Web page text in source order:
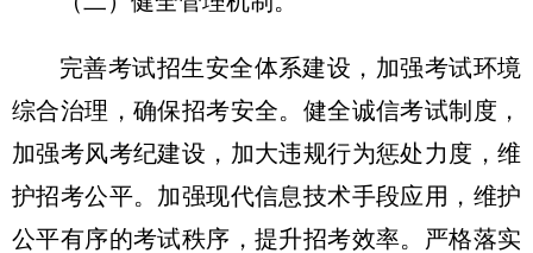
完善考试招生安全体系建设，加强考试环境
综合治理，确保招考安全。健全诚信考试制度，
加强考风考纪建设，加大违规行为惩处力度，维
护招考公平。加强现代信息技术手段应用，维护
公平有序的考试秩序，提升招考效率。严格落实